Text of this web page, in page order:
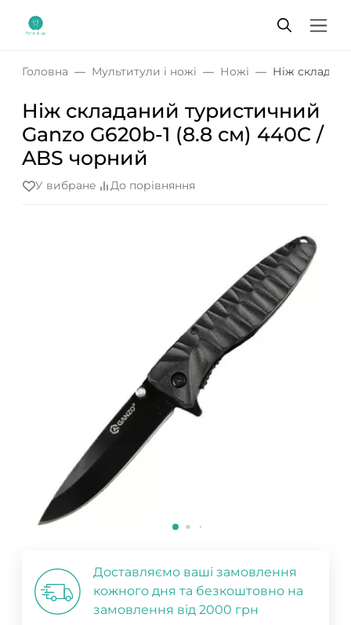
Головна Мультитули і ножі Ножі Ніж
Ніж складаний туристичний
Ganzo G620b-1 (8.8 см) 440C /
ABS чорний
У вибране До порівняння
Доставляємо ваші замовлення
кожного дня та безкоштовно на
замовлення від 2000 грн